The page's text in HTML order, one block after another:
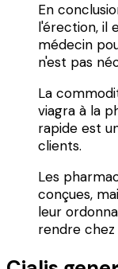
En
l'érection, il
médecin
n'est pas
La
viagra à la
rapide est
clients.
Les
conçues,
leur
rendre